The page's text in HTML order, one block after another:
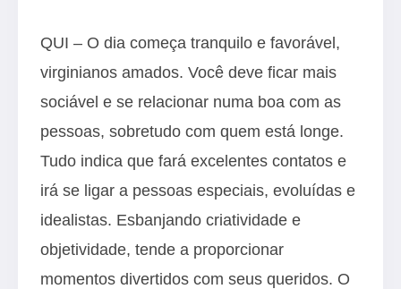
QUI – O dia começa tranquilo e favorável,
virginianos amados. Você deve ficar mais
sociável e se relacionar numa boa com as
pessoas, sobretudo com quem está longe.
Tudo indica que fará excelentes contatos e
irá se ligar a pessoas especiais, evoluídas e
idealistas. Esbanjando criatividade e
objetividade, tende a proporcionar
momentos divertidos com seus queridos. O